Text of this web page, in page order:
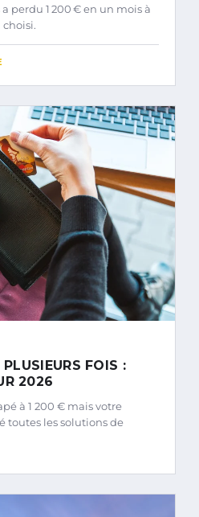
perdu 1 200 € en un mois à
choisi.
FOIS :
2026
à 1 200 € mais votre
toutes les solutions de